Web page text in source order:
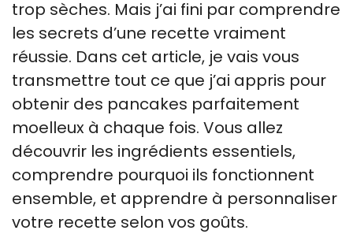
trop sèches. Mais j’ai fini par comprendre
les secrets d’une recette vraiment
réussie. Dans cet article, je vais vous
transmettre tout ce que j’ai appris pour
obtenir des pancakes parfaitement
moelleux à chaque fois. Vous allez
découvrir les ingrédients essentiels,
comprendre pourquoi ils fonctionnent
ensemble, et apprendre à personnaliser
votre recette selon vos goûts.